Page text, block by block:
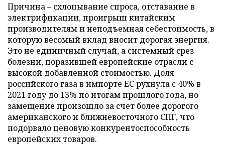
Причина – схлопывание спроса, отставание в
электрификации, проигрыш китайским
производителям и неподъемная себестоимость, в
которую весомый вклад вносит дорогая энергия.
Это не единичный случай, а системный срез
болезни, поразившей европейские отрасли с
высокой добавленной стоимостью. Доля
российского газа в импорте ЕС рухнула с 40% в
2021 году до 13% по итогам прошлого года, но
замещение произошло за счет более дорогого
американского и ближневосточного СПГ, что
подорвало ценовую конкурентоспособность
европейских товаров.